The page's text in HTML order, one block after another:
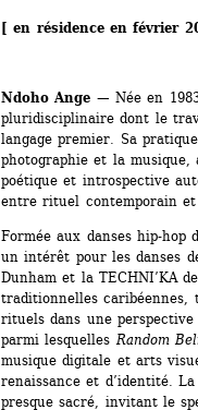
[ en résidence en février
Ndoho Ange — Née en
pluridisciplinaire dont le
langage premier. Sa
photographie et la musique,
poétique et introspective
entre rituel contemporain et
Formée aux danses hip-hop
un intérêt pour les danses
Dunham et la TECHNI’KA
traditionnelles caribéennes,
rituels dans une perspective
parmi lesquelles Random
musique digitale et arts
renaissance et d’identité.
presque sacré, invitant le